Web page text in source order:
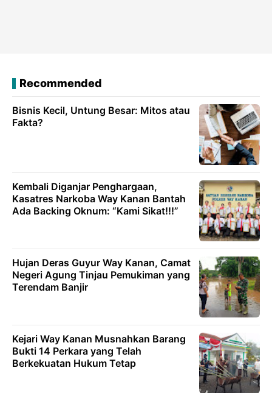
Recommended
Bisnis Kecil, Untung Besar: Mitos atau
Fakta?
Kembali Diganjar Penghargaan,
Kasatres Narkoba Way Kanan Bantah
Ada Backing Oknum: “Kami Sikat!!!”
Hujan Deras Guyur Way Kanan, Camat
Negeri Agung Tinjau Pemukiman yang
Terendam Banjir
Kejari Way Kanan Musnahkan Barang
Bukti 14 Perkara yang Telah
Berkekuatan Hukum Tetap